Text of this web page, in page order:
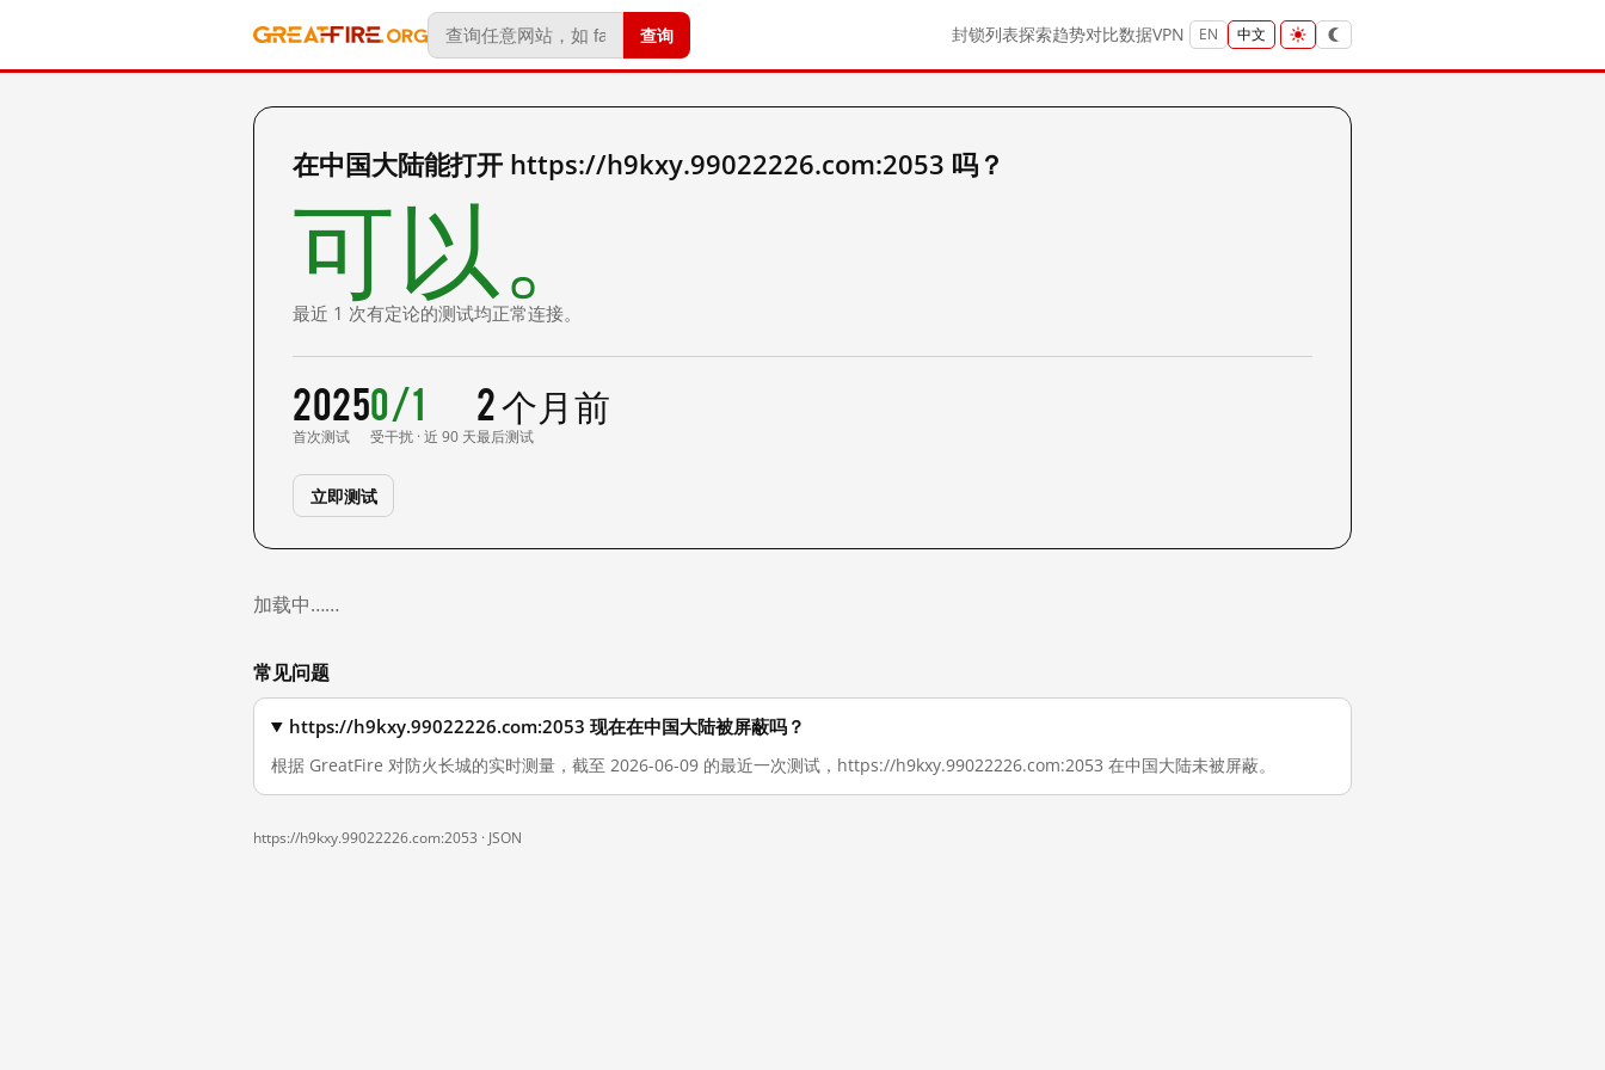
查询 封锁列表探索趋势对比数据VPN EN 中文
在中国大陆能打开 https://h9kxy.99022226.com:2053 吗？
可以。
最近 1 次有定论的测试均正常连接。
2025
首次测试
0/1
受干扰 · 近 90 天
2 个月前
最后测试
立即测试
加载中……
常见问题
https://h9kxy.99022226.com:2053 现在在中国大陆被屏蔽吗？
根据 GreatFire 对防火长城的实时测量，截至 2026-06-09 的最近一次测试，https://h9kxy.99022226.com:2053 在中国大陆未被屏蔽。
https://h9kxy.99022226.com:2053 · JSON